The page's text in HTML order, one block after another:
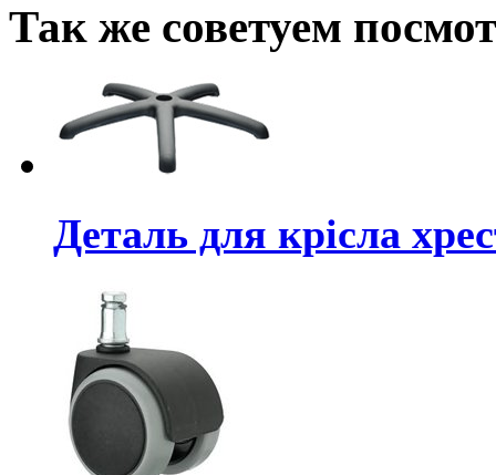
Так же советуем
Деталь для крісла